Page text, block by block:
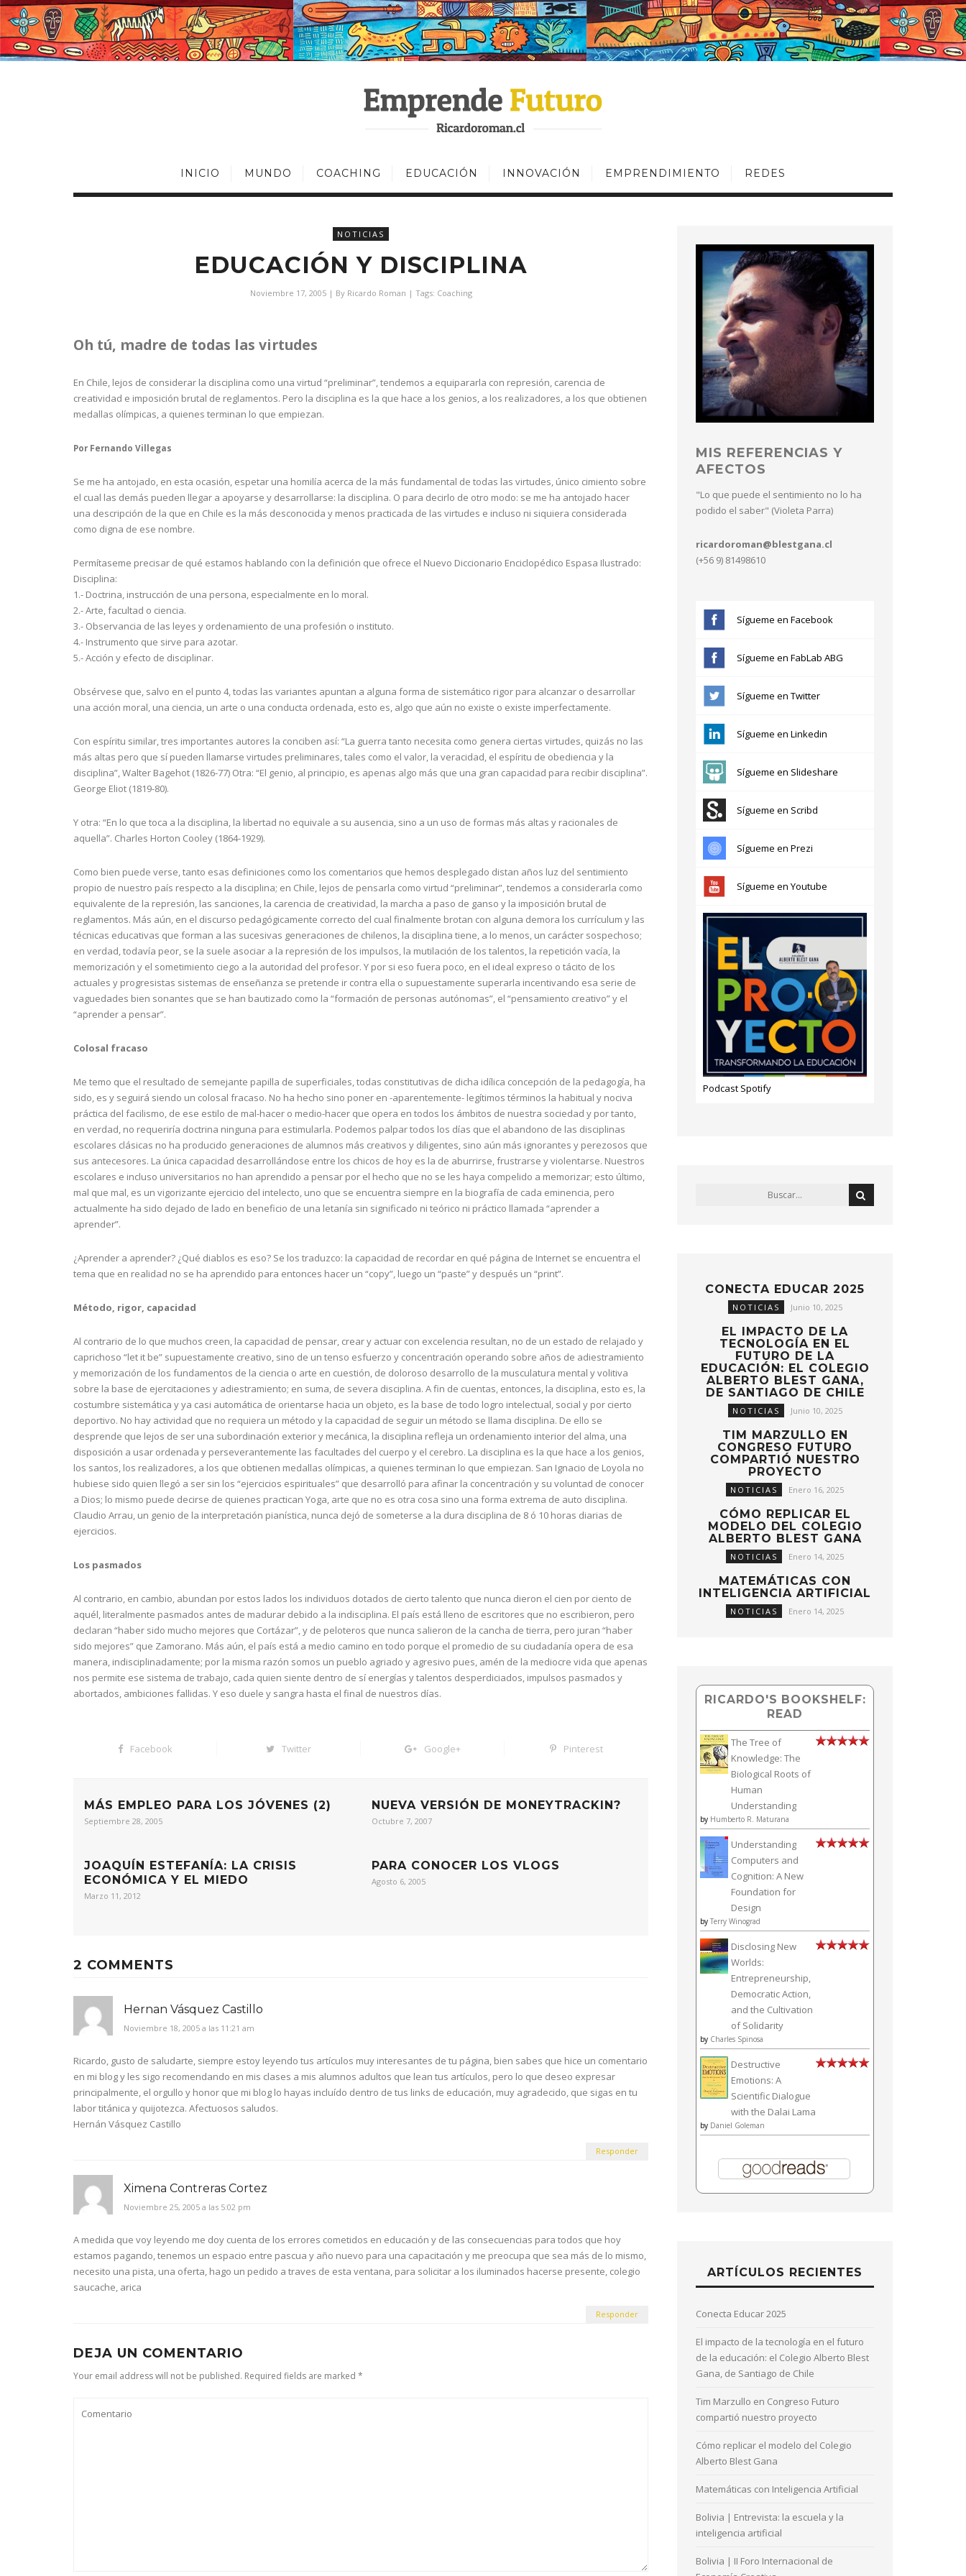
INICIO MUNDO COACHING EDUCACIÓN INNOVACIÓN EMPRENDIMIENTO REDES
NOTICIAS
EDUCACIÓN Y DISCIPLINA
Noviembre 17, 2005 | By Ricardo Roman | Tags: Coaching
Oh tú, madre de todas las virtudes
En Chile, lejos de considerar la disciplina como una virtud “preliminar”, tendemos a equipararla con represión, carencia de
creatividad e imposición brutal de reglamentos. Pero la disciplina es la que hace a los genios, a los realizadores, a los que obtienen
medallas olímpicas, a quienes terminan lo que empiezan.
Por Fernando Villegas
Se me ha antojado, en esta ocasión, espetar una homilía acerca de la más fundamental de todas las virtudes, único cimiento sobre
el cual las demás pueden llegar a apoyarse y desarrollarse: la disciplina. O para decirlo de otro modo: se me ha antojado hacer
una descripción de la que en Chile es la más desconocida y menos practicada de las virtudes e incluso ni siquiera considerada
como digna de ese nombre.
Permítaseme precisar de qué estamos hablando con la definición que ofrece el Nuevo Diccionario Enciclopédico Espasa Ilustrado:
Disciplina:
1.- Doctrina, instrucción de una persona, especialmente en lo moral.
2.- Arte, facultad o ciencia.
3.- Observancia de las leyes y ordenamiento de una profesión o instituto.
4.- Instrumento que sirve para azotar.
5.- Acción y efecto de disciplinar.
Obsérvese que, salvo en el punto 4, todas las variantes apuntan a alguna forma de sistemático rigor para alcanzar o desarrollar
una acción moral, una ciencia, un arte o una conducta ordenada, esto es, algo que aún no existe o existe imperfectamente.
Con espíritu similar, tres importantes autores la conciben así: “La guerra tanto necesita como genera ciertas virtudes, quizás no las
más altas pero que sí pueden llamarse virtudes preliminares, tales como el valor, la veracidad, el espíritu de obediencia y la
disciplina”, Walter Bagehot (1826-77) Otra: “El genio, al principio, es apenas algo más que una gran capacidad para recibir disciplina”.
George Eliot (1819-80).
Y otra: “En lo que toca a la disciplina, la libertad no equivale a su ausencia, sino a un uso de formas más altas y racionales de
aquella”. Charles Horton Cooley (1864-1929).
Como bien puede verse, tanto esas definiciones como los comentarios que hemos desplegado distan años luz del sentimiento
propio de nuestro país respecto a la disciplina; en Chile, lejos de pensarla como virtud “preliminar”, tendemos a considerarla como
equivalente de la represión, las sanciones, la carencia de creatividad, la marcha a paso de ganso y la imposición brutal de
reglamentos. Más aún, en el discurso pedagógicamente correcto del cual finalmente brotan con alguna demora los currículum y las
técnicas educativas que forman a las sucesivas generaciones de chilenos, la disciplina tiene, a lo menos, un carácter sospechoso;
en verdad, todavía peor, se la suele asociar a la represión de los impulsos, la mutilación de los talentos, la repetición vacía, la
memorización y el sometimiento ciego a la autoridad del profesor. Y por si eso fuera poco, en el ideal expreso o tácito de los
actuales y progresistas sistemas de enseñanza se pretende ir contra ella o supuestamente superarla incentivando esa serie de
vaguedades bien sonantes que se han bautizado como la “formación de personas autónomas”, el “pensamiento creativo” y el
“aprender a pensar”.
Colosal fracaso
Me temo que el resultado de semejante papilla de superficiales, todas constitutivas de dicha idílica concepción de la pedagogía, ha
sido, es y seguirá siendo un colosal fracaso. No ha hecho sino poner en -aparentemente- legítimos términos la habitual y nociva
práctica del facilismo, de ese estilo de mal-hacer o medio-hacer que opera en todos los ámbitos de nuestra sociedad y por tanto,
en verdad, no requeriría doctrina ninguna para estimularla. Podemos palpar todos los días que el abandono de las disciplinas
escolares clásicas no ha producido generaciones de alumnos más creativos y diligentes, sino aún más ignorantes y perezosos que
sus antecesores. La única capacidad desarrollándose entre los chicos de hoy es la de aburrirse, frustrarse y violentarse. Nuestros
escolares e incluso universitarios no han aprendido a pensar por el hecho que no se les haya compelido a memorizar; esto último,
mal que mal, es un vigorizante ejercicio del intelecto, uno que se encuentra siempre en la biografía de cada eminencia, pero
actualmente ha sido dejado de lado en beneficio de una letanía sin significado ni teórico ni práctico llamada “aprender a
aprender”.
¿Aprender a aprender? ¿Qué diablos es eso? Se los traduzco: la capacidad de recordar en qué página de Internet se encuentra el
tema que en realidad no se ha aprendido para entonces hacer un “copy”, luego un “paste” y después un “print”.
Método, rigor, capacidad
Al contrario de lo que muchos creen, la capacidad de pensar, crear y actuar con excelencia resultan, no de un estado de relajado y
caprichoso “let it be” supuestamente creativo, sino de un tenso esfuerzo y concentración operando sobre años de adiestramiento
y memorización de los fundamentos de la ciencia o arte en cuestión, de doloroso desarrollo de la musculatura mental y volitiva
sobre la base de ejercitaciones y adiestramiento; en suma, de severa disciplina. A fin de cuentas, entonces, la disciplina, esto es, la
costumbre sistemática y ya casi automática de orientarse hacia un objeto, es la base de todo logro intelectual, social y por cierto
deportivo. No hay actividad que no requiera un método y la capacidad de seguir un método se llama disciplina. De ello se
desprende que lejos de ser una subordinación exterior y mecánica, la disciplina refleja un ordenamiento interior del alma, una
disposición a usar ordenada y perseverantemente las facultades del cuerpo y el cerebro. La disciplina es la que hace a los genios,
los santos, los realizadores, a los que obtienen medallas olímpicas, a quienes terminan lo que empiezan. San Ignacio de Loyola no
hubiese sido quien llegó a ser sin los “ejercicios espirituales” que desarrolló para afinar la concentración y su voluntad de conocer
a Dios; lo mismo puede decirse de quienes practican Yoga, arte que no es otra cosa sino una forma extrema de auto disciplina.
Claudio Arrau, un genio de la interpretación pianística, nunca dejó de someterse a la dura disciplina de 8 ó 10 horas diarias de
ejercicios.
Los pasmados
Al contrario, en cambio, abundan por estos lados los individuos dotados de cierto talento que nunca dieron el cien por ciento de
aquél, literalmente pasmados antes de madurar debido a la indisciplina. El país está lleno de escritores que no escribieron, pero
declaran “haber sido mucho mejores que Cortázar”, y de peloteros que nunca salieron de la cancha de tierra, pero juran “haber
sido mejores” que Zamorano. Más aún, el país está a medio camino en todo porque el promedio de su ciudadanía opera de esa
manera, indisciplinadamente; por la misma razón somos un pueblo agriado y agresivo pues, amén de la mediocre vida que apenas
nos permite ese sistema de trabajo, cada quien siente dentro de sí energías y talentos desperdiciados, impulsos pasmados y
abortados, ambiciones fallidas. Y eso duele y sangra hasta el final de nuestros días.
Facebook Twitter Google+ Pinterest
MÁS EMPLEO PARA LOS JÓVENES (2)
Septiembre 28, 2005
NUEVA VERSIÓN DE MONEYTRACKIN?
Octubre 7, 2007
JOAQUÍN ESTEFANÍA: LA CRISIS
ECONÓMICA Y EL MIEDO
Marzo 11, 2012
PARA CONOCER LOS VLOGS
Agosto 6, 2005
2 COMMENTS
Hernan Vásquez Castillo
Noviembre 18, 2005 a las 11:21 am
Ricardo, gusto de saludarte, siempre estoy leyendo tus artículos muy interesantes de tu página, bien sabes que hice un comentario
en mi blog y les sigo recomendando en mis clases a mis alumnos adultos que lean tus artículos, pero lo que deseo expresar
principalmente, el orgullo y honor que mi blog lo hayas incluído dentro de tus links de educación, muy agradecido, que sigas en tu
labor titánica y quijotezca. Afectuosos saludos.
Hernán Vásquez Castillo
Responder
Ximena Contreras Cortez
Noviembre 25, 2005 a las 5:02 pm
A medida que voy leyendo me doy cuenta de los errores cometidos en educación y de las consecuencias para todos que hoy
estamos pagando, tenemos un espacio entre pascua y año nuevo para una capacitación y me preocupa que sea más de lo mismo,
necesito una pista, una oferta, hago un pedido a traves de esta ventana, para solicitar a los iluminados hacerse presente, colegio
saucache, arica
Responder
DEJA UN COMENTARIO
Your email address will not be published. Required fields are marked *
MIS REFERENCIAS Y
AFECTOS
"Lo que puede el sentimiento no lo ha
podido el saber" (Violeta Parra)
ricardoroman@blestgana.cl
(+56 9) 81498610
Sígueme en Facebook
Sígueme en FabLab ABG
Sígueme en Twitter
Sígueme en Linkedin
Sígueme en Slideshare
Sígueme en Scribd
Sígueme en Prezi
Sígueme en Youtube
Podcast Spotify
CONECTA EDUCAR 2025
NOTICIAS Junio 10, 2025
EL IMPACTO DE LA
TECNOLOGÍA EN EL
FUTURO DE LA
EDUCACIÓN: EL COLEGIO
ALBERTO BLEST GANA,
DE SANTIAGO DE CHILE
NOTICIAS Junio 10, 2025
TIM MARZULLO EN
CONGRESO FUTURO
COMPARTIÓ NUESTRO
PROYECTO
NOTICIAS Enero 16, 2025
CÓMO REPLICAR EL
MODELO DEL COLEGIO
ALBERTO BLEST GANA
NOTICIAS Enero 14, 2025
MATEMÁTICAS CON
INTELIGENCIA ARTIFICIAL
NOTICIAS Enero 14, 2025
RICARDO'S BOOKSHELF:
READ
The Tree of
Knowledge: The
Biological Roots of
Human
Understanding
by Humberto R. Maturana
Understanding
Computers and
Cognition: A New
Foundation for
Design
by Terry Winograd
Disclosing New
Worlds:
Entrepreneurship,
Democratic Action,
and the Cultivation
of Solidarity
by Charles Spinosa
Destructive
Emotions: A
Scientific Dialogue
with the Dalai Lama
by Daniel Goleman
ARTÍCULOS RECIENTES
Conecta Educar 2025
El impacto de la tecnología en el futuro
de la educación: el Colegio Alberto Blest
Gana, de Santiago de Chile
Tim Marzullo en Congreso Futuro
compartió nuestro proyecto
Cómo replicar el modelo del Colegio
Alberto Blest Gana
Matemáticas con Inteligencia Artificial
Bolivia | Entrevista: la escuela y la
inteligencia artificial
Bolivia | II Foro Internacional de